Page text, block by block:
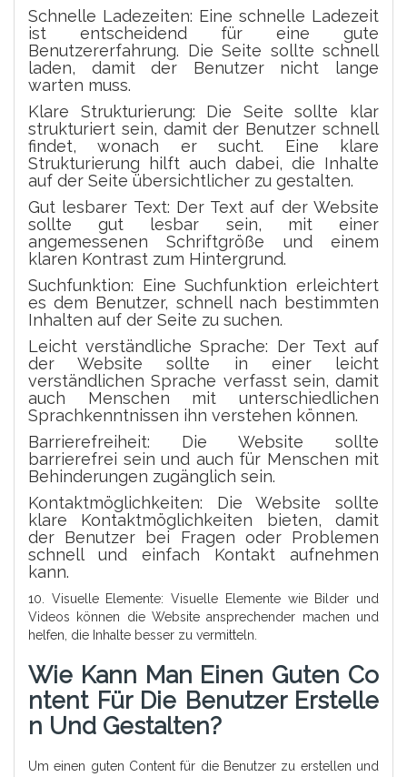
Schnelle Ladezeiten: Eine schnelle Ladezeit
ist entscheidend für eine gute
Benutzererfahrung. Die Seite sollte schnell
laden, damit der Benutzer nicht lange
warten muss.
Klare Strukturierung: Die Seite sollte klar
strukturiert sein, damit der Benutzer schnell
findet, wonach er sucht. Eine klare
Strukturierung hilft auch dabei, die Inhalte
auf der Seite übersichtlicher zu gestalten.
Gut lesbarer Text: Der Text auf der Website
sollte gut lesbar sein, mit einer
angemessenen Schriftgröße und einem
klaren Kontrast zum Hintergrund.
Suchfunktion: Eine Suchfunktion erleichtert
es dem Benutzer, schnell nach bestimmten
Inhalten auf der Seite zu suchen.
Leicht verständliche Sprache: Der Text auf
der Website sollte in einer leicht
verständlichen Sprache verfasst sein, damit
auch Menschen mit unterschiedlichen
Sprachkenntnissen ihn verstehen können.
Barrierefreiheit: Die Website sollte
barrierefrei sein und auch für Menschen mit
Behinderungen zugänglich sein.
Kontaktmöglichkeiten: Die Website sollte
klare Kontaktmöglichkeiten bieten, damit
der Benutzer bei Fragen oder Problemen
schnell und einfach Kontakt aufnehmen
kann.
10. Visuelle Elemente: Visuelle Elemente wie Bilder und
Videos können die Website ansprechender machen und
helfen, die Inhalte besser zu vermitteln.
Wie Kann Man Einen Guten Co
Ntent Für Die Benutzer Erstelle
N Und Gestalten?
Um einen guten Content für die Benutzer zu erstellen und